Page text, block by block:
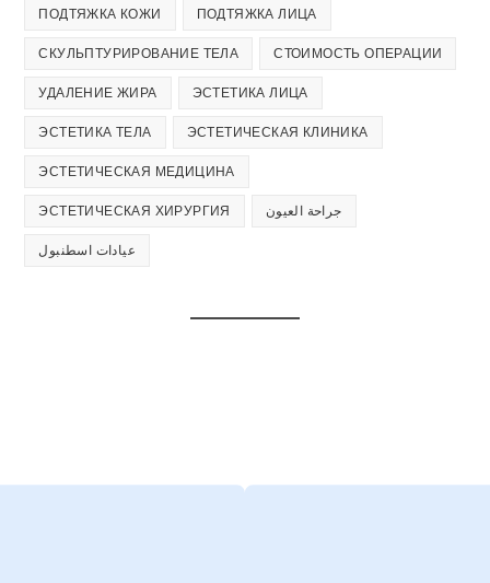
ПОДТЯЖКА КОЖИ ПОДТЯЖКА ЛИЦА
СКУЛЬПТУРИРОВАНИЕ ТЕЛА СТОИМОСТЬ ОПЕРАЦИИ
УДАЛЕНИЕ ЖИРА ЭСТЕТИКА ЛИЦА
ЭСТЕТИКА ТЕЛА ЭСТЕТИЧЕСКАЯ КЛИНИКА
ЭСТЕТИЧЕСКАЯ МЕДИЦИНА
ЭСТЕТИЧЕСКАЯ ХИРУРГИЯ جراحة العيون
عيادات اسطنبول